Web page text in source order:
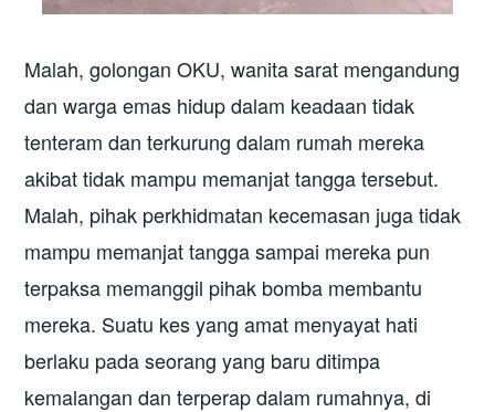
Malah, golongan OKU, wanita sarat mengandung
dan warga emas hidup dalam keadaan tidak
tenteram dan terkurung dalam rumah mereka
akibat tidak mampu memanjat tangga tersebut.
Malah, pihak perkhidmatan kecemasan juga tidak
mampu memanjat tangga sampai mereka pun
terpaksa memanggil pihak bomba membantu
mereka. Suatu kes yang amat menyayat hati
berlaku pada seorang yang baru ditimpa
kemalangan dan terperap dalam rumahnya, di